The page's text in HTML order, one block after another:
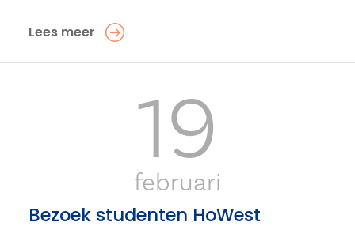
Lees meer
19
februari
Bezoek studenten HoWest